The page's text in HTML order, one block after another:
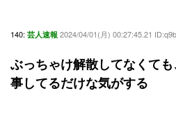
140: 芸人速報 2024/04/01(月) 00:27:45.21
ぶっちゃけ解散してなくて
事してるだけな気がする